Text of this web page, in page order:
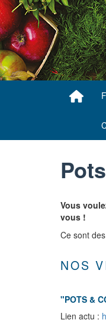
Vous
vous !
Ce sont
NOS
"POTS &
Lien actu :